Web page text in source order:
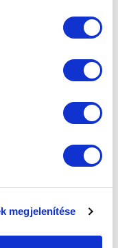
megjelenítése